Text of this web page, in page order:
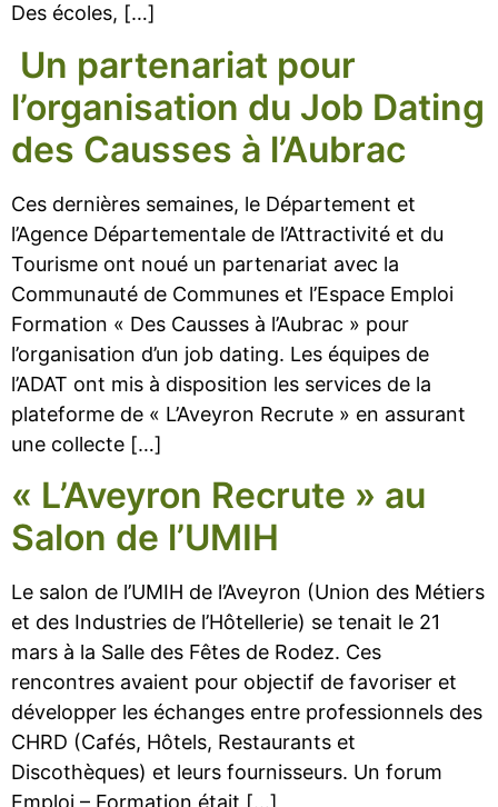
Des écoles, […]
Un partenariat pour
l’organisation du Job Dating
des Causses à l’Aubrac
Ces dernières semaines, le Département et
l’Agence Départementale de l’Attractivité et du
Tourisme ont noué un partenariat avec la
Communauté de Communes et l’Espace Emploi
Formation « Des Causses à l’Aubrac » pour
l’organisation d’un job dating. Les équipes de
l’ADAT ont mis à disposition les services de la
plateforme de « L’Aveyron Recrute » en assurant
une collecte […]
« L’Aveyron Recrute » au
Salon de l’UMIH
Le salon de l’UMIH de l’Aveyron (Union des Métiers
et des Industries de l’Hôtellerie) se tenait le 21
mars à la Salle des Fêtes de Rodez. Ces
rencontres avaient pour objectif de favoriser et
développer les échanges entre professionnels des
CHRD (Cafés, Hôtels, Restaurants et
Discothèques) et leurs fournisseurs. Un forum
Emploi – Formation était […]